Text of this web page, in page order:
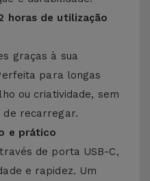
horas de utilização
graças à sua
para longas
ou criatividade, sem
de recarregar.
e prático
de porta USB-C,
e rapidez. Um